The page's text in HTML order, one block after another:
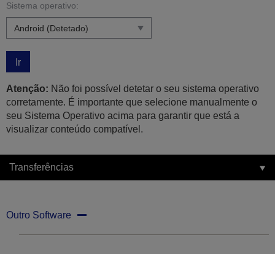
Sistema operativo:
Ir
Atenção: Não foi possível detetar o seu sistema operativo
corretamente. É importante que selecione manualmente o
seu Sistema Operativo acima para garantir que está a
visualizar conteúdo compatível.
Transferências
Outro Software